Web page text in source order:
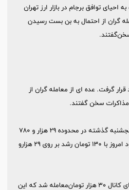
احیای توافق برجام در بازار ارز تهران
گران از احتمال به بن بست رسیدن
گرفت. عده ای از معامله گران از
سخن گفتند.
اسکناس آمریکایی که عصر پنجشنبه گذشته در محدوده ۲۹ هزار و ۷۸۰
تومان‌به کار خود پایان داده بود امروز با ۱۳۰ تومان رشد بر روی ۲۹ هزارو
البته معاملات فردایی در ابتدای کانال ۳۰ هزار تومان‌معامله شد که این